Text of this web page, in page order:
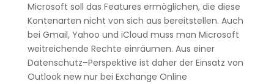
Microsoft soll das Features ermöglichen, die diese
Kontenarten nicht von sich aus bereitstellen. Auch
bei Gmail, Yahoo und iCloud muss man Microsoft
weitreichende Rechte einräumen. Aus einer
Datenschutz–Perspektive ist daher der Einsatz von
Outlooknew nur bei Exchange Online